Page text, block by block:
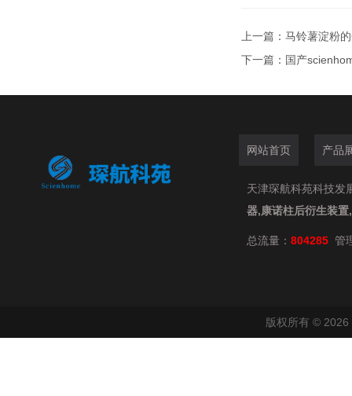
上一篇： 马铃薯淀粉
下一篇： 国产
网站首页 产品
天津琛航科苑科技发
器,康诺柱后衍生装
总流量： 804285 管
版权所有 ©